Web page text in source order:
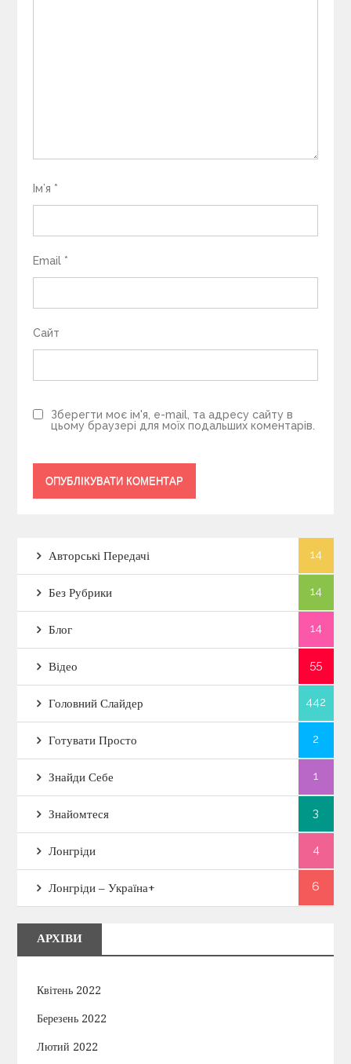
Ім’я *
Email *
Сайт
Зберегти моє ім'я, e-mail, та адресу сайту в
цьому браузері для моїх подальших коментарів.
Авторські Передачі 14
Без Рубрики 14
Блог 14
Відео 55
Головний Слайдер 442
Готувати Просто 2
Знайди Себе 1
Знайомтеся 3
Лонгріди 4
Лонгріди – Україна+ 6
АРХІВИ
Квітень 2022
Березень 2022
Лютий 2022